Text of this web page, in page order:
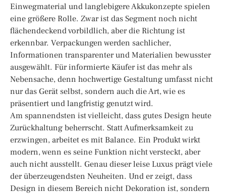
Einwegmaterial und langlebigere Akkukonzepte spielen
eine größere Rolle. Zwar ist das Segment noch nicht
flächendeckend vorbildlich, aber die Richtung ist
erkennbar. Verpackungen werden sachlicher,
Informationen transparenter und Materialien bewusster
ausgewählt. Für informierte Käufer ist das mehr als
Nebensache, denn hochwertige Gestaltung umfasst nicht
nur das Gerät selbst, sondern auch die Art, wie es
präsentiert und langfristig genutzt wird.
Am spannendsten ist vielleicht, dass gutes Design heute
Zurückhaltung beherrscht. Statt Aufmerksamkeit zu
erzwingen, arbeitet es mit Balance. Ein Produkt wirkt
modern, wenn es seine Funktion nicht versteckt, aber
auch nicht ausstellt. Genau dieser leise Luxus prägt viele
der überzeugendsten Neuheiten. Und er zeigt, dass
Design in diesem Bereich nicht Dekoration ist, sondern